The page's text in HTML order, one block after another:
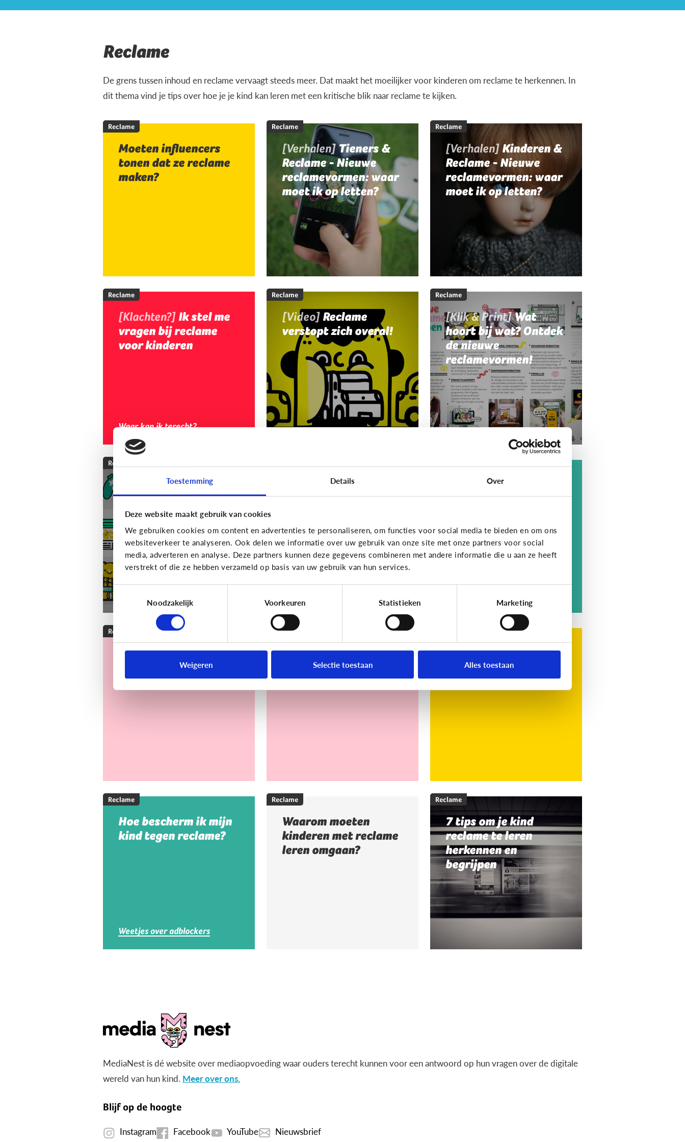
Toestemming Details Over
Deze website maakt gebruik van cookies
We gebruiken cookies om content en advertenties te personaliseren, om functies voor social media te bieden en om ons
websiteverkeer te analyseren. Ook delen we informatie over uw gebruik van onze site met onze partners voor social
media, adverteren en analyse. Deze partners kunnen deze gegevens combineren met andere informatie die u aan ze heeft
verstrekt of die ze hebben verzameld op basis van uw gebruik van hun services.
Toestemmingsselectie
Noodzakelijk
Voorkeuren Statistieken Marketing
Weigeren Selectie toestaan Alles toestaan
Reclame
De grens tussen inhoud en reclame vervaagt steeds meer. Dat maakt het moeilijker voor kinderen om reclame te herkennen. In
dit thema vind je tips over hoe je je kind kan leren met een kritische blik naar reclame te kijken.
Reclame
Moeten influencers
tonen dat ze reclame
maken?
Reclame
[Verhalen]Tieners &
Reclame - Nieuwe
reclamevormen: waar
moet ik op letten?
Reclame
[Verhalen] Kinderen &
Reclame - Nieuwe
reclamevormen: waar
moet ik op letten?
Reclame
[Klachten?] Ik stel me
vragen bij reclame
voor kinderen
Waar kan ik terecht?
Reclame
[Video] Reclame
verstopt zich overal!
Reclame
[Klik & Print]Wat
hoort bij wat? Ontdek
de nieuwe
reclamevormen!
Reclame
[Klik & Print]
Reclamebingo
Game jezelf
reclamewijs
Kan het kwaad dat
mijn kind
Reclame
Heeft reclame een
invloed op mijn kind?
Reclame
Wie verzamelt info
over mijn kinderen en
wat gebeurt ermee?
Kan ik kiezen welke
reclame mijn kind
online ziet?
Reclame
Hoe bescherm ik mijn
kind tegen reclame?
Weetjes over adblockers
Reclame
Waarom moeten
kinderen met reclame
leren omgaan?
Reclame
7 tips om je kind
reclame te leren
herkennen en
begrijpen
MediaNest is dé website over mediaopvoeding waar ouders terecht kunnen voor een antwoord op hun vragen over de digitale
wereld van hun kind. Meer over ons.
Blijf op de hoogte
Instagram Facebook YouTube Nieuwsbrief